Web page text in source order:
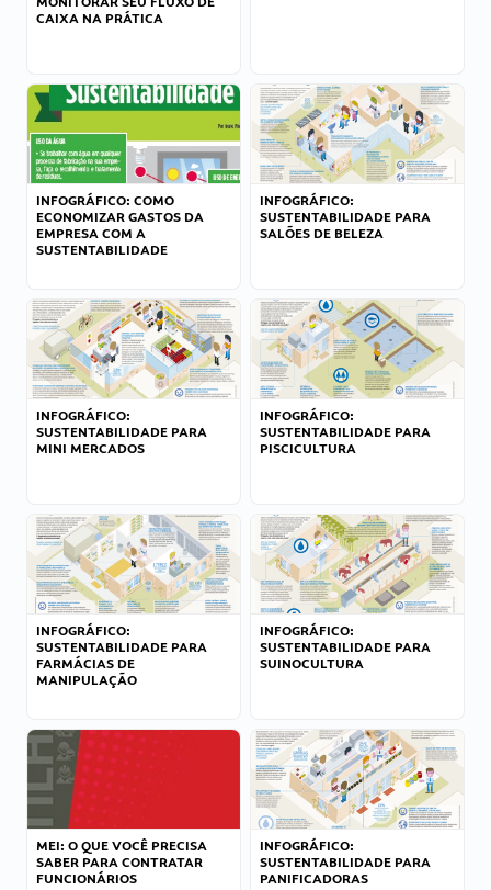
CAIXA NA PRÁTICA
INFOGRÁFICO: COMO
ECONOMIZAR GASTOS DA
EMPRESA COM A
SUSTENTABILIDADE
INFOGRÁFICO:
SUSTENTABILIDADE PARA
SALÕES DE BELEZA
INFOGRÁFICO:
SUSTENTABILIDADE PARA
MINI MERCADOS
INFOGRÁFICO:
SUSTENTABILIDADE PARA
PISCICULTURA
INFOGRÁFICO:
SUSTENTABILIDADE PARA
FARMÁCIAS DE
MANIPULAÇÃO
INFOGRÁFICO:
SUSTENTABILIDADE PARA
SUINOCULTURA
MEI: O QUE VOCÊ PRECISA
SABER PARA CONTRATAR
FUNCIONÁRIOS
INFOGRÁFICO:
SUSTENTABILIDADE PARA
PANIFICADORAS